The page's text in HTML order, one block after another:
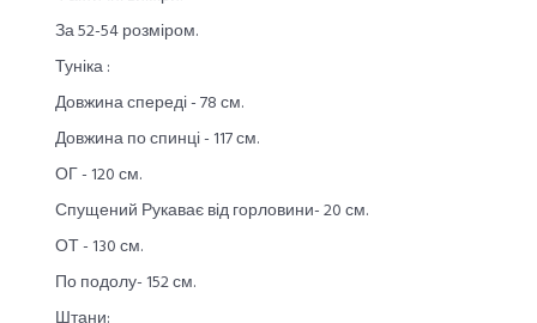
За 52-54 розміром.
Туніка :
Довжина спереді - 78 см.
Довжина по спинці - 117 см.
ОГ - 120 см.
Спущений Рукаває від горловини- 20 см.
ОТ - 130 см.
По подолу- 152 см.